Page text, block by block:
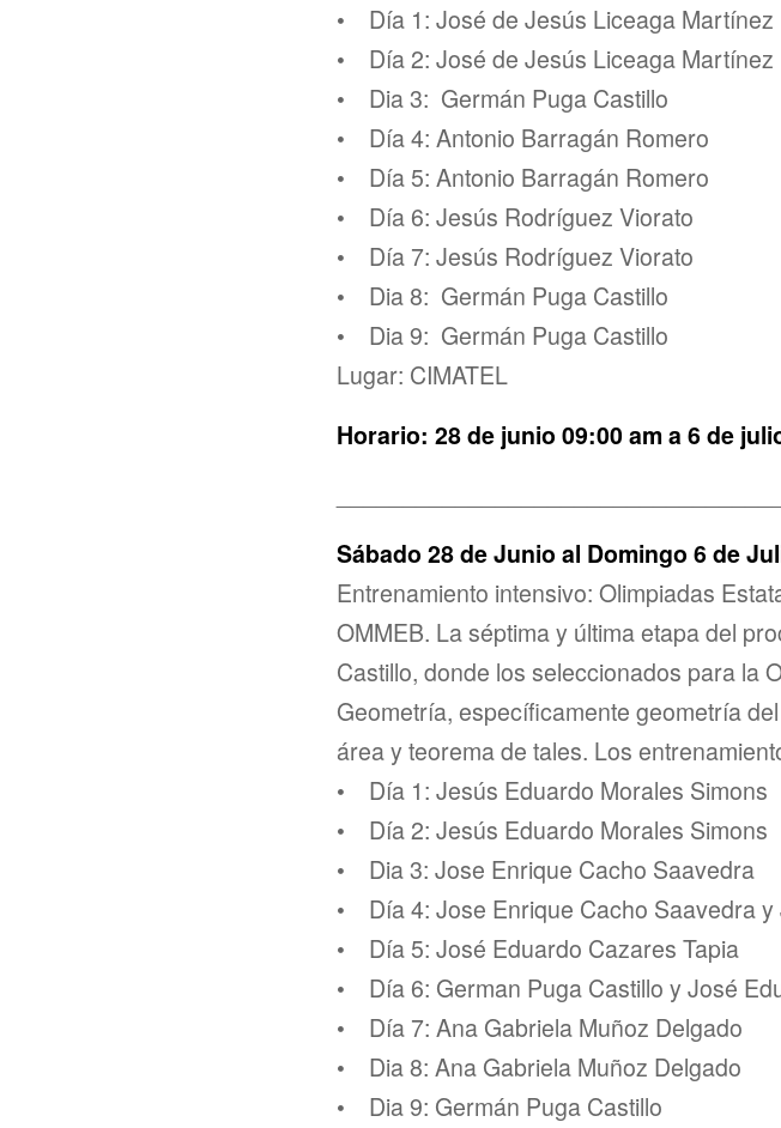
• Día 1: José de Jesús Liceaga Martínez
• Día 2: José de Jesús Liceaga Martínez
• Dia 3: Germán Puga Castillo
• Día 4: Antonio Barragán Romero
• Día 5: Antonio Barragán Romero
• Día 6: Jesús Rodríguez Viorato
• Día 7: Jesús Rodríguez Viorato
• Dia 8: Germán Puga Castillo
• Dia 9: Germán Puga Castillo
Lugar: CIMATEL
Horario: 28 de junio 09:00 am a 6 de
Sábado 28 de Junio al Domingo 6 de
Entrenamiento intensivo: Olimpiadas
OMMEB. La séptima y última etapa del
Castillo, donde los seleccionados para la
Geometría, específicamente geometría
área y teorema de tales. Los
• Día 1: Jesús Eduardo Morales Simons
• Día 2: Jesús Eduardo Morales Simons
• Dia 3: Jose Enrique Cacho Saavedra
• Día 4: Jose Enrique Cacho Saavedra
• Día 5: José Eduardo Cazares Tapia
• Día 6: German Puga Castillo y José
• Día 7: Ana Gabriela Muñoz Delgado
• Dia 8: Ana Gabriela Muñoz Delgado
• Dia 9: Germán Puga Castillo